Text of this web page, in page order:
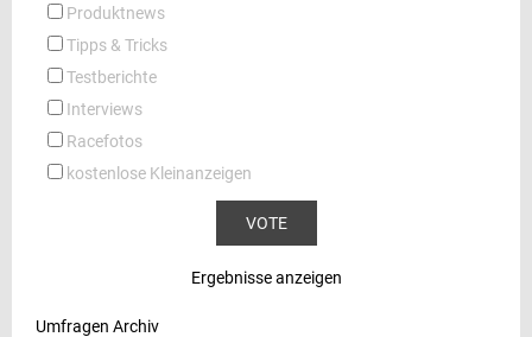
Produktnews
Tipps & Tricks
Testberichte
Interviews
Racefotos
kostenlose Kleinanzeigen
Ergebnisse anzeigen
Umfragen Archiv